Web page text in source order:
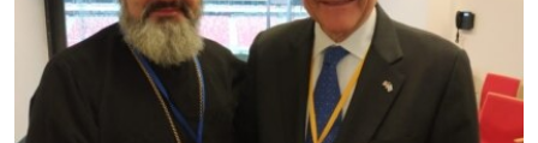
ПОБЕДИТЕЛЕЙ НЕ СУДЯТ?
КРЫМ.НЕПОКОРЕННЫЙ
ПРИСОЕДИНЯЙТЕСЬ!